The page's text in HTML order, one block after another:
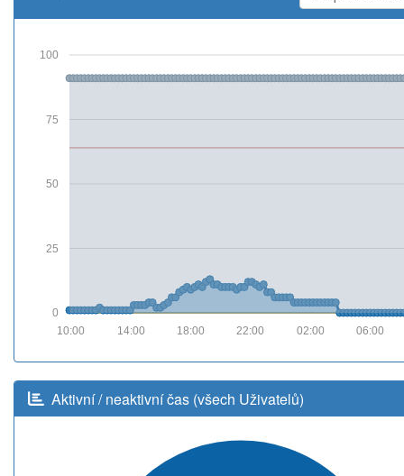
0
25
50
75
100
06:00
02:00
22:00
18:00
14:00
10:00
Aktivní / neaktivní čas (všech Uživatelů)